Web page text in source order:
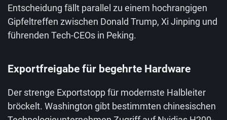
Entscheidung fällt parallel zu einem hochrangigen
Gipfeltreffen zwischen Donald Trump, Xi Jinping und
führenden Tech-CEOs in Peking.
Exportfreigabe für begehrte Hardware
Der strenge Exportstopp für modernste Halbleiter
bröckelt. Washington gibt bestimmten chinesischen